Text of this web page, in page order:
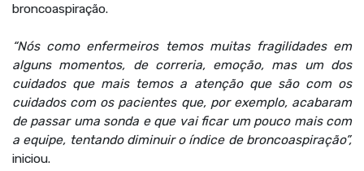
broncoaspiração.
“Nós como enfermeiros temos muitas fragilidades em
alguns momentos, de correria, emoção, mas um dos
cuidados que mais temos a atenção que são com os
cuidados com os pacientes que, por exemplo, acabaram
de passar uma sonda e que vai ficar um pouco mais com
a equipe, tentando diminuir o índice de broncoaspiração”,
iniciou.